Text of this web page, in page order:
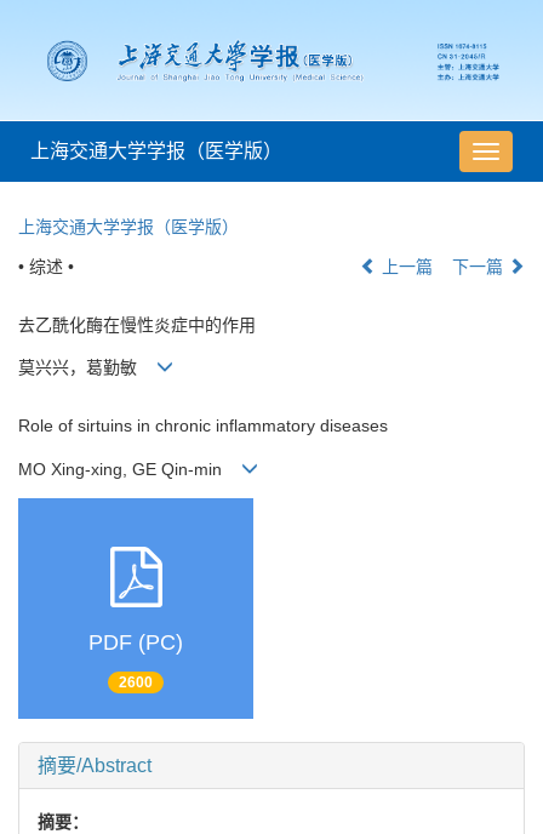
导
航
上海交通大学学报（医学版）
上海交通大学学报（医学版）
• 综述 • 上一篇 下一篇
去乙酰化酶在慢性炎症中的作用
莫兴兴，葛勤敏
Role of sirtuins in chronic inflammatory diseases
MO Xing-xing, GE Qin-min
PDF (PC)
2600
摘要/Abstract
摘要：